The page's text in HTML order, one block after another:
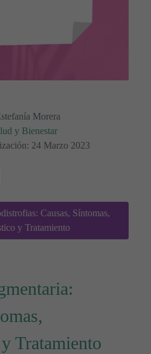
Morera
y Bienestar
24 Marzo 2023
Causas, Síntomas,
y Tratamiento
Tratamiento